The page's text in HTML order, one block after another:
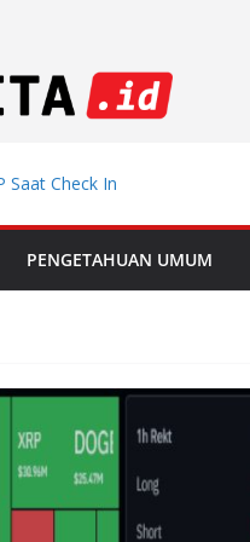
Saat Check In
Mutasi
PENGETAHUAN UMUM